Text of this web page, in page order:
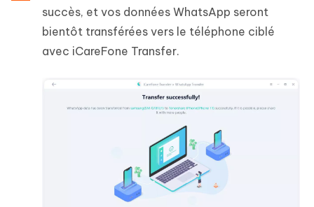
succès, et vos données WhatsApp seront
bientôt transférées vers le téléphone ciblé
avec iCareFone Transfer.